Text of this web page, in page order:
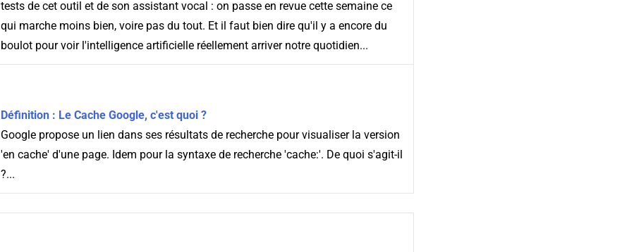
tests de cet outil et de son assistant vocal : on passe en revue cette semaine ce
qui marche moins bien, voire pas du tout. Et il faut bien dire qu'il y a encore du
boulot pour voir l'intelligence artificielle réellement arriver notre quotidien...
Définition : Le Cache Google, c'est quoi ?
Google propose un lien dans ses résultats de recherche pour visualiser la version
'en cache' d'une page. Idem pour la syntaxe de recherche 'cache:'. De quoi s'agit-il
?...